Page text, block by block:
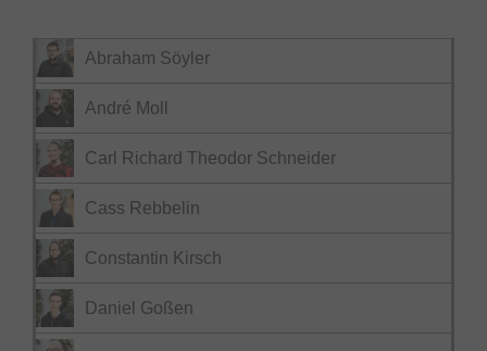
Abraham Söyler
André Moll
Carl Richard Theodor Schneider
Cass Rebbelin
Constantin Kirsch
Daniel Goßen